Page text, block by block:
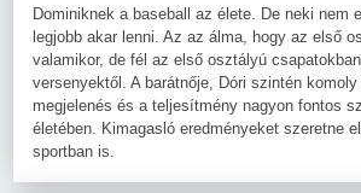
Dominiknek a baseball az élete. De neki nem
legjobb akar lenni. Az az álma, hogy az első
valamikor, de fél az első osztályú
versenyektől. A barátnője, Dóri szintén
megjelenés és a teljesítmény nagyon fontos
életében. Kimagasló eredményeket szeretne
sportban is.